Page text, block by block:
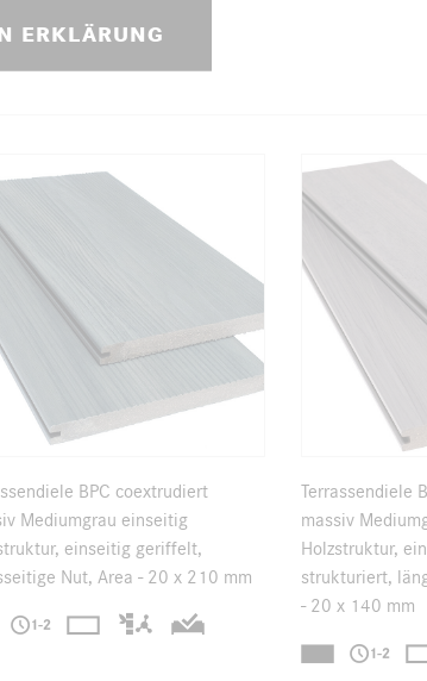
ERKLÄRUNG
BPC coextrudiert
Mediumgrau einseitig
einseitig geriffelt,
Nut, Area - 20 x 210 mm
Terrassendiele
massiv
Holzstruktur,
strukturiert,
- 20 x 140 mm